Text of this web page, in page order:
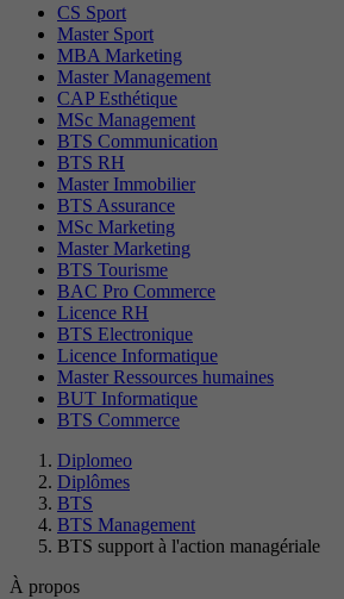
CS Sport
Master Sport
MBA Marketing
Master Management
CAP Esthétique
MSc Management
BTS Communication
BTS RH
Master Immobilier
BTS Assurance
MSc Marketing
Master Marketing
BTS Tourisme
BAC Pro Commerce
Licence RH
BTS Electronique
Licence Informatique
Master Ressources humaines
BUT Informatique
BTS Commerce
Diplomeo
Diplômes
BTS
BTS Management
BTS support à l'action managériale
À propos